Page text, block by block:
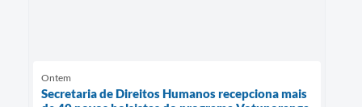
Ontem
Secretaria de Direitos Humanos recepciona mais